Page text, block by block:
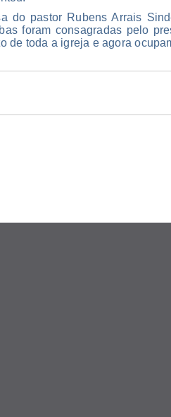
do pastor Rubens Arrais
foram consagradas pelo
de toda a igreja e agora